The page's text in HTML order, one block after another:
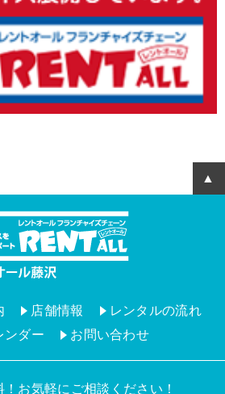
店舗情報
レンタルの流れ
ンダー お問い合わせ
お気軽にご相談ください！